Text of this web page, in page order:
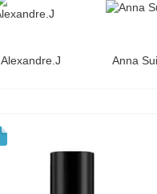
Alexandre.J Anna Sui